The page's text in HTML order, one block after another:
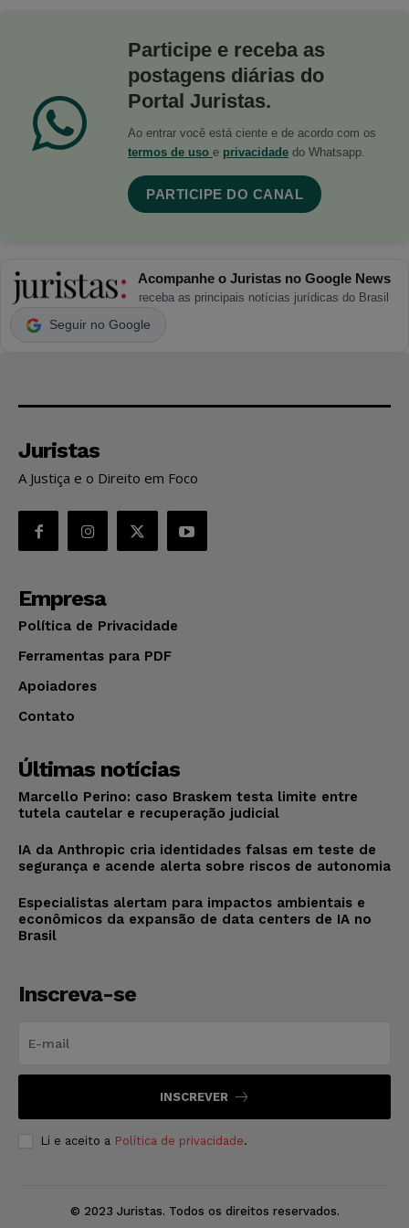
Participe e receba as
postagens diárias do
Portal Juristas.
Ao entrar você está ciente e de acordo com os
termos de uso e privacidade do Whatsapp.
PARTICIPE DO CANAL
Acompanhe o Juristas no Google News
receba as principais notícias jurídicas do Brasil
Seguir no Google
Juristas
A Justiça e o Direito em Foco
Empresa
Política de Privacidade
Ferramentas para PDF
Apoiadores
Contato
Últimas notícias
Marcello Perino: caso Braskem testa limite entre
tutela cautelar e recuperação judicial
IA da Anthropic cria identidades falsas em teste de
segurança e acende alerta sobre riscos de autonomia
Especialistas alertam para impactos ambientais e
econômicos da expansão de data centers de IA no
Brasil
Inscreva-se
INSCREVER
Li e aceito a Política de privacidade.
© 2023 Juristas. Todos os direitos reservados.